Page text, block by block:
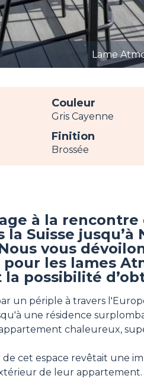
Couleur
Gris Cayenne
Finition
Brossée
à la
la Suisse
vous
les lames
possibilité
un périple à travers
une résidence
chaleureux,
cet espace revêtait une
de leur